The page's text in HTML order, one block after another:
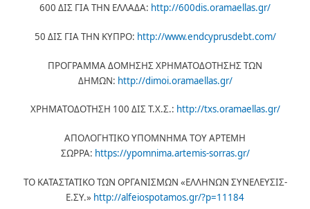
600 ΔΙΣ ΓΙΑ ΤΗΝ ΕΛΛΑΔΑ: http://600dis.oramaellas.gr/
50 ΔΙΣ ΓΙΑ ΤΗΝ ΚΥΠΡΟ: http://www.endcyprusdebt.com/
ΠΡΟΓΡΑΜΜΑ ΔΟΜΗΣΗΣ ΧΡΗΜΑΤΟΔΟΤΗΣΗΣ ΤΩΝ
ΔΗΜΩΝ: http://dimoi.oramaellas.gr/
ΧΡΗΜΑΤΟΔΟΤΗΣΗ 100 ΔΙΣ Τ.Χ.Σ.: http://txs.oramaellas.gr/
ΑΠΟΛΟΓΗΤΙΚΟ ΥΠΟΜΝΗΜΑ ΤΟΥ ΑΡΤΕΜΗ
ΣΩΡΡΑ: https://ypomnima.artemis-sorras.gr/
ΤΟ ΚΑΤΑΣΤΑΤΙΚΟ ΤΩΝ ΟΡΓΑΝΙΣΜΩΝ «ΕΛΛΗΝΩΝ ΣΥΝΕΛΕΥΣΙΣ-
Ε.ΣΥ.» http://alfeiospotamos.gr/?p=11184